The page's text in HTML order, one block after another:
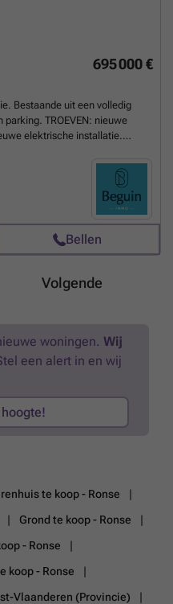
695 000 €
Bestaande uit een volledig
TROEVEN: nieuwe
elektrische installatie.
grote kelder. Op het
Te koop via Immo Beguin,
kantoren in Ronse, Waregem,
Meer info via ###Meer
Bellen
Volgende
woningen. Wij
een alert in en wij
te koop - Ronse
Grond te koop - Ronse
- Ronse
koop - Ronse
Vlaanderen (Provincie)